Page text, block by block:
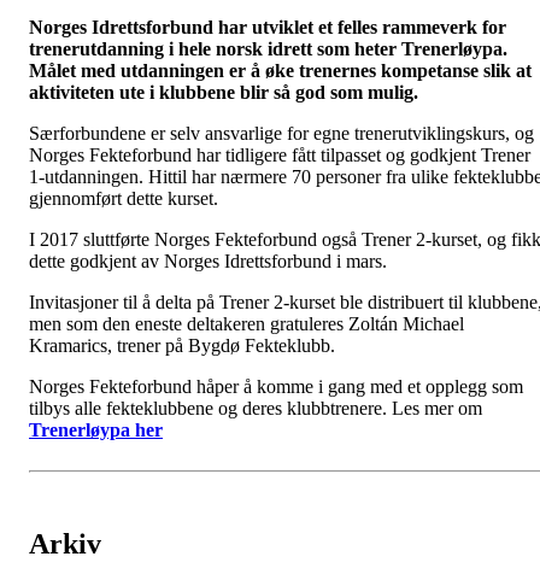
Norges Idrettsforbund har utviklet et felles rammeverk for
trenerutdanning i hele norsk idrett som heter Trenerløypa.
Målet med utdanningen er å øke trenernes kompetanse slik at
aktiviteten ute i klubbene blir så god som mulig.
Særforbundene er selv ansvarlige for egne trenerutviklingskurs, og
Norges Fekteforbund har tidligere fått tilpasset og godkjent Trener
1-utdanningen. Hittil har nærmere 70 personer fra ulike
gjennomført dette kurset.
I 2017 sluttførte Norges Fekteforbund også Trener 2-kurset, og fikk
dette godkjent av Norges Idrettsforbund i mars.
Invitasjoner til å delta på Trener 2-kurset ble distribuert til
men som den eneste deltakeren gratuleres Zoltán Michael
Kramarics, trener på Bygdø Fekteklubb.
Norges Fekteforbund håper å komme i gang med et opplegg som
tilbys alle fekteklubbene og deres klubbtrenere. Les mer om
Trenerløypa her
Arkiv